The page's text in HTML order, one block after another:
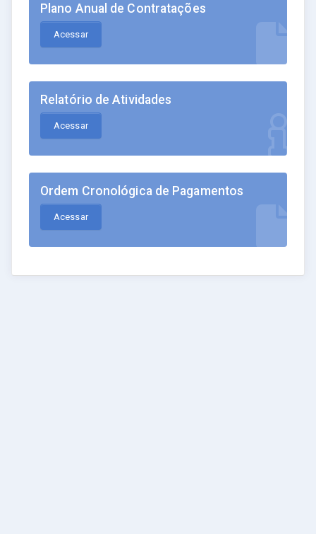
Plano Anual de Contratações
Acessar
Relatório de Atividades
Acessar
Ordem Cronológica de Pagamentos
Acessar